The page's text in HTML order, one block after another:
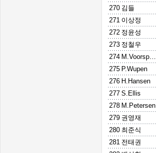
270 김들
271 이상정
272 정윤성
273 정철우
274
M.Voorspoels
275 P.Wupen
276 H.Hansen
277 S.Ellis
278 M.Petersen
279 권영재
280 최준식
281 전태권